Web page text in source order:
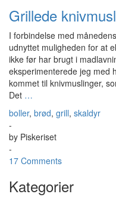
Grillede
I forbindelse med
udnyttet muligheden for at
ikke før har brugt i
eksperimenterede jeg med
kommet til knivmuslinger,
Det …
boller, brød, grill, skaldyr
-
by Piskeriset
-
17 Comments
Kategorier